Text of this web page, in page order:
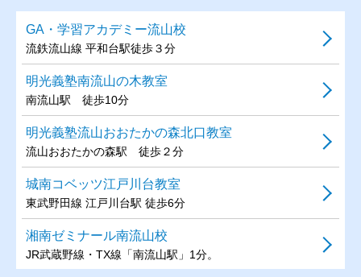
GA・学習アカデミー流山校
流鉄流山線 平和台駅徒歩３分
明光義塾南流山の木教室
南流山駅 徒歩10分
明光義塾流山おおたかの森北口教室
流山おおたかの森駅 徒歩２分
城南コベッツ江戸川台教室
東武野田線 江戸川台駅 徒歩6分
湘南ゼミナール南流山校
JR武蔵野線・TX線「南流山駅」1分。